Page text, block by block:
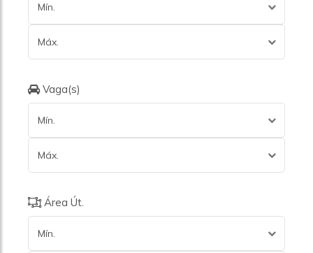
Mín.
Máx.
Vaga(s)
Mín.
Máx.
Área Út.
Mín.